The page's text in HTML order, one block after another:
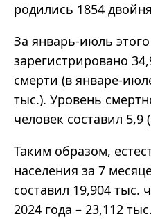
родились 1854
За январь-июль
зарегистрировано
смерти (в январе-
тыс.). Уровень
человек составил
Таким образом,
населения за 7
составил 19,904 тыс.
2024 года – 23,112